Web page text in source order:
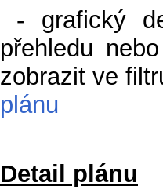
- grafický
přehledu
zobrazit ve
plánu
Detail plánu